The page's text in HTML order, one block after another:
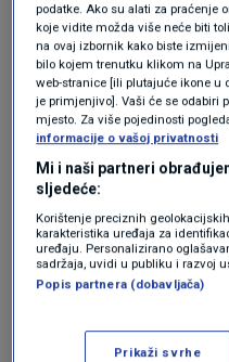
NAJČITANIJE
Punjene
trik naših
|
podatke. Ako su alati za praćenje
koje vidite možda više neće biti
na ovaj izbornik kako biste
bilo kojem trenutku klikom na
web-stranice [ili plutajuće ikone u
je primjenjivo]. Vaši će se odabiri
mjesto. Za više pojedinosti
informacije o vašoj privatnosti
Mi i naši partneri
sljedeće:
Korištenje preciznih
karakteristika uređaja za
uređaju. Personalizirano
sadržaja, uvidi u publiku i razvoj
Popis partnera (dobavljača)
Prikaži svrhe